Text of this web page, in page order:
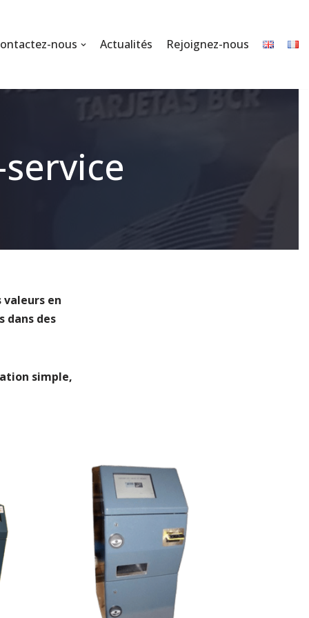
nous Actualités Rejoignez-nous
en
dans des
simple,